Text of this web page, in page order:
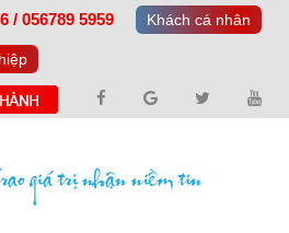
/ 056789 5959 Khách cá nhân